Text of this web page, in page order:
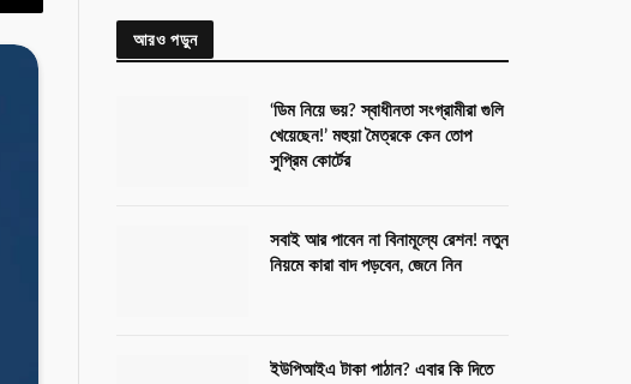
আরও পড়ুন
‘ডিম নিয়ে ভয়? স্বাধীনতা সংগ্রামীরা গুলি
খেয়েছেন!’ মহুয়া মৈত্রকে কেন তোপ
সুপ্রিম কোর্টের
সবাই আর পাবেন না বিনামূল্যে রেশন! নতুন
নিয়মে কারা বাদ পড়বেন, জেনে নিন
ইউপিআইএ টাকা পাঠান? এবার কি দিতে